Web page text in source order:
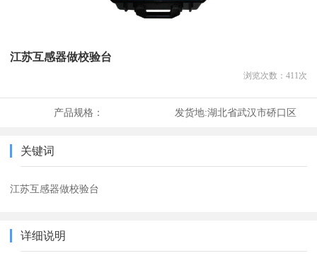
江苏互感器做校验台
浏览次数： 411次
产品规格： 发货地:湖北省武汉市硚口区
关键词
江苏互感器做校验台
详细说明